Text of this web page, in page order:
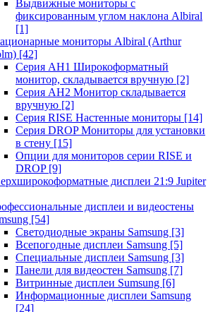
Выдвижные мониторы с
фиксированным углом наклона Albiral
[1]
мониторы Albiral (Arthur
[42]
Серия AH1 Широкоформатный
монитор, складывается вручную [2]
Серия AH2 Монитор складывается
вручную [2]
Серия RISE Настенные мониторы [14]
Серия DROP Мониторы для установки
в стену [15]
Опции для мониторов серии RISE и
DROP [9]
дисплеи 21:9 Jupiter
дисплеи и видеостены
[54]
Светодиодные экраны Samsung [3]
Всепогодные дисплеи Samsung [5]
Специальные дисплеи Samsung [3]
Панели для видеостен Samsung [7]
Витринные дисплеи Sumsung [6]
Информационные дисплеи Samsung
[24]